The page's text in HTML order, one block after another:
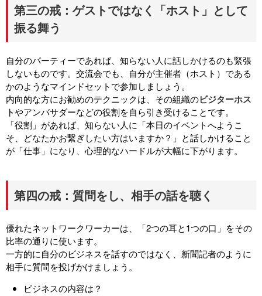
第三の戒：ゲストではなく「ホスト」として
振る舞う
自分のパーティーであれば、知らない人に話しかけるのも緊張
しないものです。交流会でも、自分が主催者（ホスト）である
かのようなマインドセットで参加しましょう。
内向的な方にお勧めのテクニックは、その組織のビジターホス
トやアンバサダーなどの役割を自ら引き受けることです。
「役割」があれば、知らない人に「本日のイベントへようこ
そ、どなたかお繋ぎしたい方はいますか？」と話しかけること
が「仕事」になり、心理的なハードルが大幅に下がります。
第四の戒：質問をし、相手の話を聴く
優れたネットワークワーカーは、「2つの耳と1つの口」をその
比率の通りに使います。
一方的に自分のビジネスを話すのではなく、新聞記者のように
相手に質問を投げかけましょう。
ビジネスの内容は？